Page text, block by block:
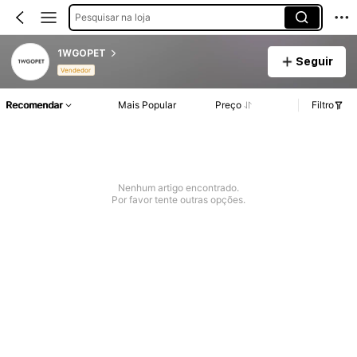
Pesquisar na loja
1WGOPET
Vendedor
Seguir
Recomendar Mais Popular Preço Filtro
Nenhum artigo encontrado.
Por favor tente outras opções.